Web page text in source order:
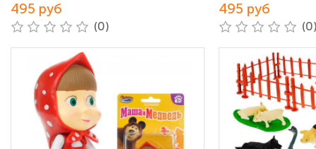
495 руб
(0)
495 руб